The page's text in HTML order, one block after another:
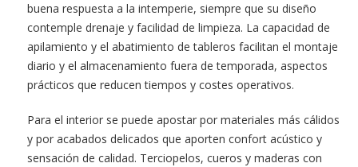
buena respuesta a la intemperie, siempre que su diseño
contemple drenaje y facilidad de limpieza. La capacidad de
apilamiento y el abatimiento de tableros facilitan el montaje
diario y el almacenamiento fuera de temporada, aspectos
prácticos que reducen tiempos y costes operativos.
Para el interior se puede apostar por materiales más cálidos
y por acabados delicados que aporten confort acústico y
sensación de calidad. Terciopelos, cueros y maderas con